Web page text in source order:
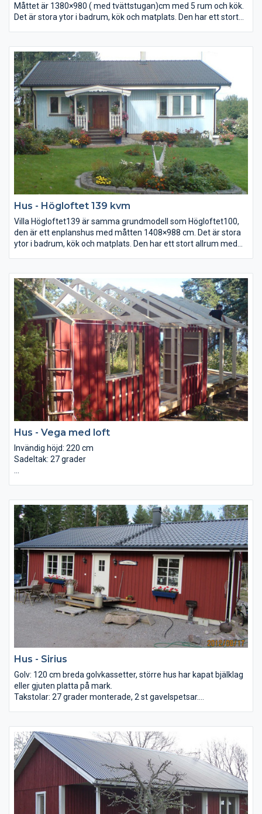
Måttet är 1380×980 ( med tvättstugan)cm med 5 rum och kök.
Det är stora ytor i badrum, kök och matplats. Den har ett stort
Hus - Högloftet 139 kvm
Villa Högloftet139 är samma grundmodell som Högloftet100,
den är ett enplanshus med måtten 1408×988 cm. Det är stora
ytor i badrum, kök och matplats. Den har ett stort allrum med
Hus - Vega med loft
Invändig höjd: 220 cm
Sadeltak: 27 grader
34×95, asfaboard, luftspalt och läktad panel Yttertak: 22×145,
95 mm isolering + 13 mm gipsskivor levereras löst Innertak:
Råspont 22×95 lösvirke samt underlagspapp Mellanväggar:
Glespanel 22×95 cc30 cm + 120 mm isolering + furupanel
Innerdörrar: Reglar 34×70 + isolering + 13 mm gipsskiva Golv:
Golvspånskiva Ytterdörrar: Furudörrar med karm Fönster: 2-
glas obehandlade
Hus - Sirius
Golv: 120 cm breda golvkassetter, större hus har kapat bjälklag
eller gjuten platta på mark.
Takstolar: 27 grader monterade, 2 st gavelspetsar.
som tillval.
Golv: Råspont 22x95 lösvirke alternativt spånskiva 22 mm.
Dörr: Vit, glasad.
Fönster: Sunnerbo vita 3-glas i trä